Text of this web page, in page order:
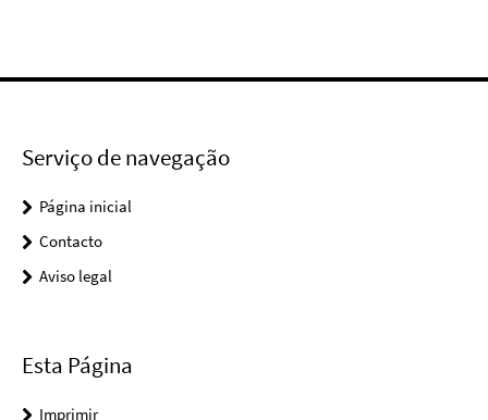
Serviço de navegação
Página inicial
Contacto
Aviso legal
Esta Página
Imprimir